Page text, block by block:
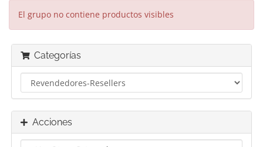
El grupo no contiene productos visibles
Categorías
Acciones